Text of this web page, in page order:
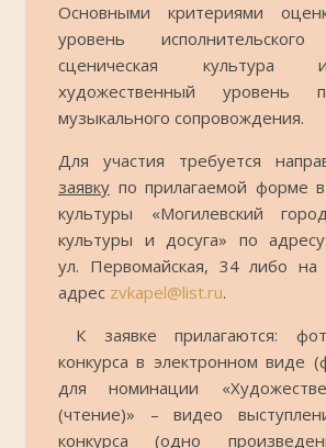
Основными критериями
уровень исполнительского
сценическая культура
художественный уровень
музыкального сопровождения.
Для участия требуется
заявку по прилагаемой форме
культуры «Могилевский
культуры и досуга» по
ул. Первомайская, 34 либо на
адрес zvkapel@list.ru.
К заявке прилагаются:
конкурса в электронном виде
для номинации
(чтение)» – видео
конкурса (одно